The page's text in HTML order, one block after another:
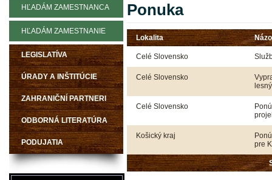
HĽADÁM ZAMESTNANCA
HĽADÁM ZAMESTNANIE
LEGISLATÍVA
ÚRADY A INŠTITÚCIE
ZAHRANIČNÍ PARTNERI
ODBORNÁ LITERATÚRA
PODUJATIA
Ponuka
Lokalita
Celé Slovensko
Celé Slovensko
Celé Slovensko
Košický kraj
pre